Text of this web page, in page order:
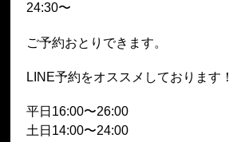
24:30〜
ご予約おとりできます。
LINE予約をオススメしております！
平日16:00〜26:00
土日14:00〜24:00